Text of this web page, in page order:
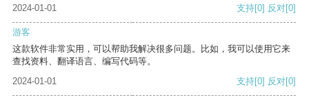
2024-01-01 支持[0] 反对[0]
游客
这款软件非常实用，可以帮助我解决很多问题。比如，我可以使用它来
查找资料、翻译语言、编写代码等。
2024-01-01
支持[0] 反对[0]